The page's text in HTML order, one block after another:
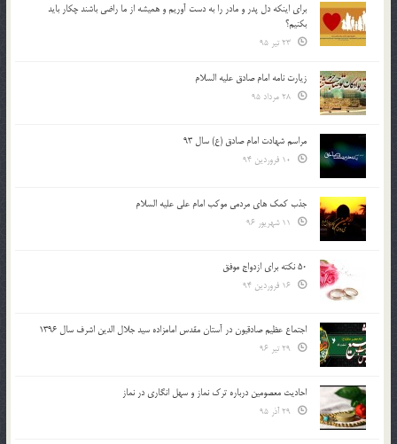
براي اينكه دل پدر و مادر را به دست آوريم و هميشه از ما راضي باشند چكار بايد
بكنيم؟
زیارت نامه امام صادق علیه السلام
مراسم شهادت امام صادق (ع) سال 93
جذب کمک های مردمی موکب امام علی علیه السلام
50 نکته برای ازدواج موفق
اجتماع عظیم صادقیون در آستان مقدس امامزاده سید جلال الدین اشرف سال 1396
احادیث معصومین درباره ترک نماز و سهل انگاری در نماز